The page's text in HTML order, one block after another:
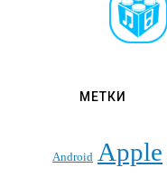
МЕТКИ
Android Apple